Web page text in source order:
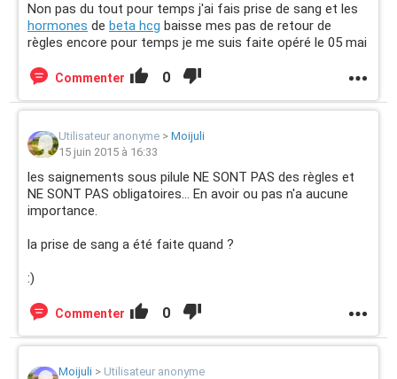
Non pas du tout pour temps j'ai fais prise de sang et les
hormones de beta hcg baisse mes pas de retour de
règles encore pour temps je me suis faite opéré le 05 mai
Commenter 0
Utilisateur anonyme > Moijuli
15 juin 2015 à 16:33
les saignements sous pilule NE SONT PAS des règles et
NE SONT PAS obligatoires... En avoir ou pas n'a aucune
importance.
la prise de sang a été faite quand ?
:)
Commenter 0
Moijuli > Utilisateur anonyme